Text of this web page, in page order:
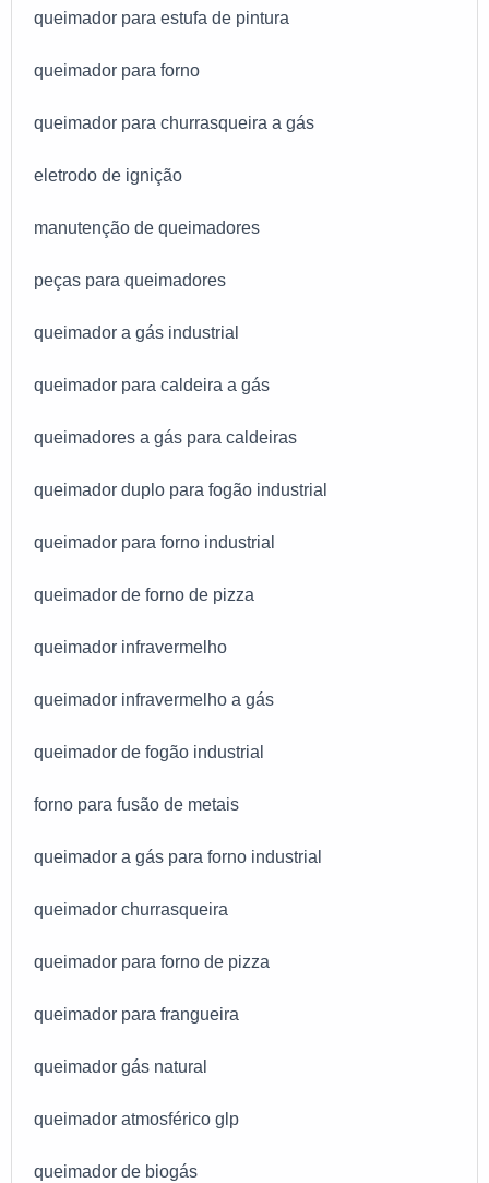
queimador para estufa de pintura
queimador para forno
queimador para churrasqueira a gás
eletrodo de ignição
manutenção de queimadores
peças para queimadores
queimador a gás industrial
queimador para caldeira a gás
queimadores a gás para caldeiras
queimador duplo para fogão industrial
queimador para forno industrial
queimador de forno de pizza
queimador infravermelho
queimador infravermelho a gás
queimador de fogão industrial
forno para fusão de metais
queimador a gás para forno industrial
queimador churrasqueira
queimador para forno de pizza
queimador para frangueira
queimador gás natural
queimador atmosférico glp
queimador de biogás